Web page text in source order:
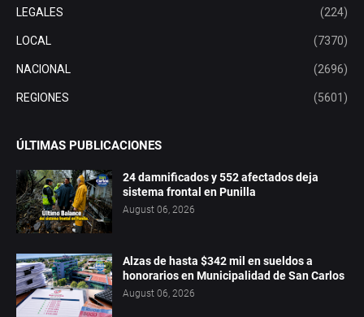
LEGALES (224)
LOCAL (7370)
NACIONAL (2696)
REGIONES (5601)
ÚLTIMAS PUBLICACIONES
24 damnificados y 552 afectados deja
sistema frontal en Punilla
August 06, 2026
Alzas de hasta $342 mil en sueldos a
honorarios en Municipalidad de San Carlos
August 06, 2026